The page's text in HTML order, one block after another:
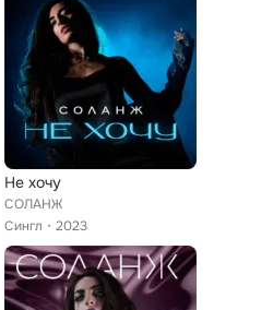
Не хочу
СОЛАНЖ
Сингл
2023